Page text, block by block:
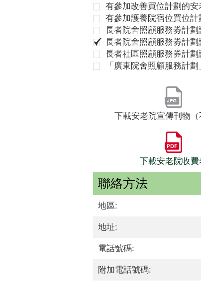
有參加改善買位計劃的安
有參加護養院宿位買位計
長者院舍照顧服務劵計
長者院舍照顧服務劵計
長者社區照顧服務券計劃
「廣東院舍照顧服務計
下載安老院宣傳刊物（
下載安老院收費
聯絡方法
地區:
地址:
電話號碼:
附加電話號碼: